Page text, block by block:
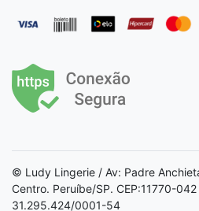
© Ludy Lingerie / Av: Padre
Centro. Peruíbe/SP. CEP:11770-
31.295.424/0001-54